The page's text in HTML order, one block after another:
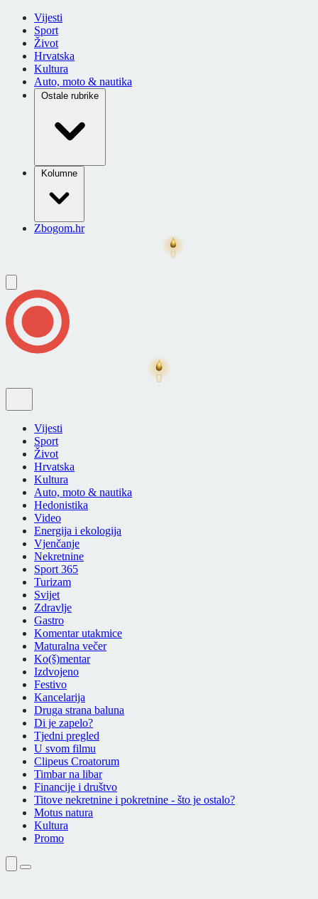
Vijesti
Sport
Život
Hrvatska
Kultura
Auto, moto & nautika
Ostale rubrike
Kolumne
Zbogom.hr
Vijesti
Sport
Život
Hrvatska
Kultura
Auto, moto & nautika
Hedonistika
Video
Energija i ekologija
Vjenčanje
Nekretnine
Sport 365
Turizam
Svijet
Zdravlje
Gastro
Komentar utakmice
Maturalna večer
Ko(š)mentar
Izdvojeno
Festivo
Kancelarija
Druga strana baluna
Di je zapelo?
Tjedni pregled
U svom filmu
Clipeus Croatorum
Timbar na libar
Financije i društvo
Titove nekretnine i pokretnine - što je ostalo?
Motus natura
Kultura
Promo